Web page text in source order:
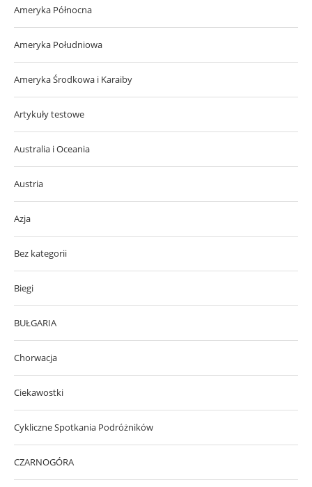
Ameryka Północna
Ameryka Południowa
Ameryka Środkowa i Karaiby
Artykuły testowe
Australia i Oceania
Austria
Azja
Bez kategorii
Biegi
BUŁGARIA
Chorwacja
Ciekawostki
Cykliczne Spotkania Podróżników
CZARNOGÓRA